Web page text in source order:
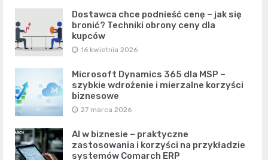
Dostawca chce podnieść cenę – jak się
bronić? Techniki obrony ceny dla
kupców
16 kwietnia 2026
Microsoft Dynamics 365 dla MSP –
szybkie wdrożenie i mierzalne korzyści
biznesowe
27 marca 2026
AI w biznesie – praktyczne
zastosowania i korzyści na przykładzie
systemów Comarch ERP